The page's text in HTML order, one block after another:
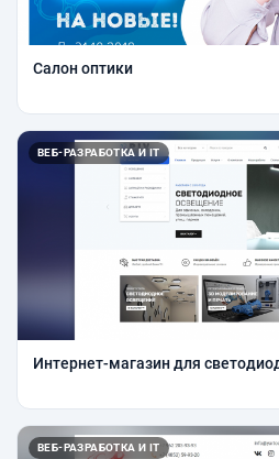
Салон оптики
ВЕБ-РАЗРАБОТКА И IT
Интернет-магазин для
ВЕБ-РАЗРАБОТКА И IT